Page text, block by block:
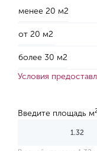
менее 20 м2
от 20 м2
более 30 м2
Условия
Введите площадь м